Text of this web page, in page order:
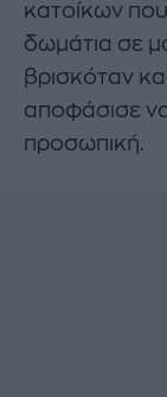
κατοίκων
δωμάτια σε
βρισκόταν
αποφάσισε
προσωπική.